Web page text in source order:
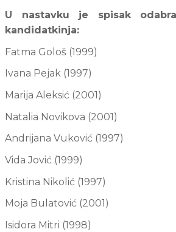
U nastavku je spisak
kandidatkinja:
Fatma Gološ (1999)
Ivana Pejak (1997)
Marija Aleksić (2001)
Natalia Novikova (2001)
Andrijana Vuković (1997)
Vida Jović (1999)
Kristina Nikolić (1997)
Moja Bulatović (2001)
Isidora Mitri (1998)